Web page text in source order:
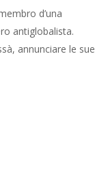
d’una
antiglobalista.
annunciare le sue